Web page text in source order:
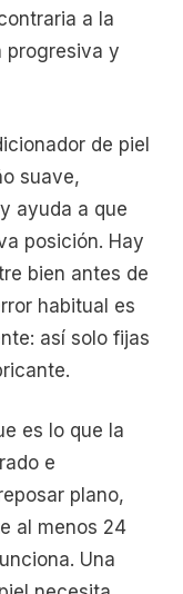
a la
progresiva y
de piel
suave,
ayuda a que
posición. Hay
bien antes de
habitual es
así solo fijas
es lo que la
e
plano,
al menos 24
Una